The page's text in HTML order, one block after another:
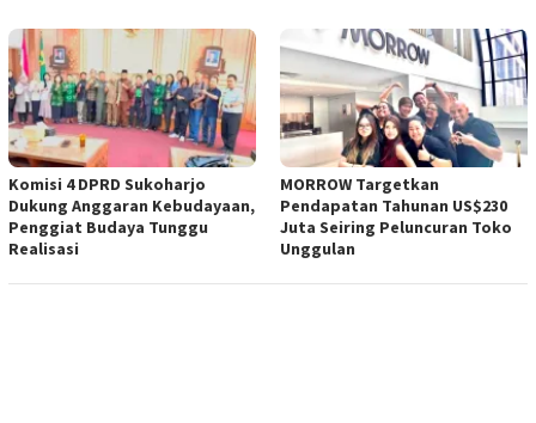
Komisi 4 DPRD Sukoharjo
Dukung Anggaran Kebudayaan,
Penggiat Budaya Tunggu
Realisasi
MORROW Targetkan
Pendapatan Tahunan US$230
Juta Seiring Peluncuran Toko
Unggulan